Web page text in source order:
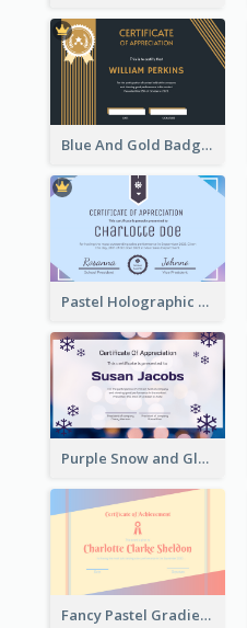
Blue And Gold Badge Appreciation Certificate
Pastel Holographic Certificate Of Appreciation
Purple Snow and Glow Winter Certificate
Fancy Pastel Gradient Border Certificate Design